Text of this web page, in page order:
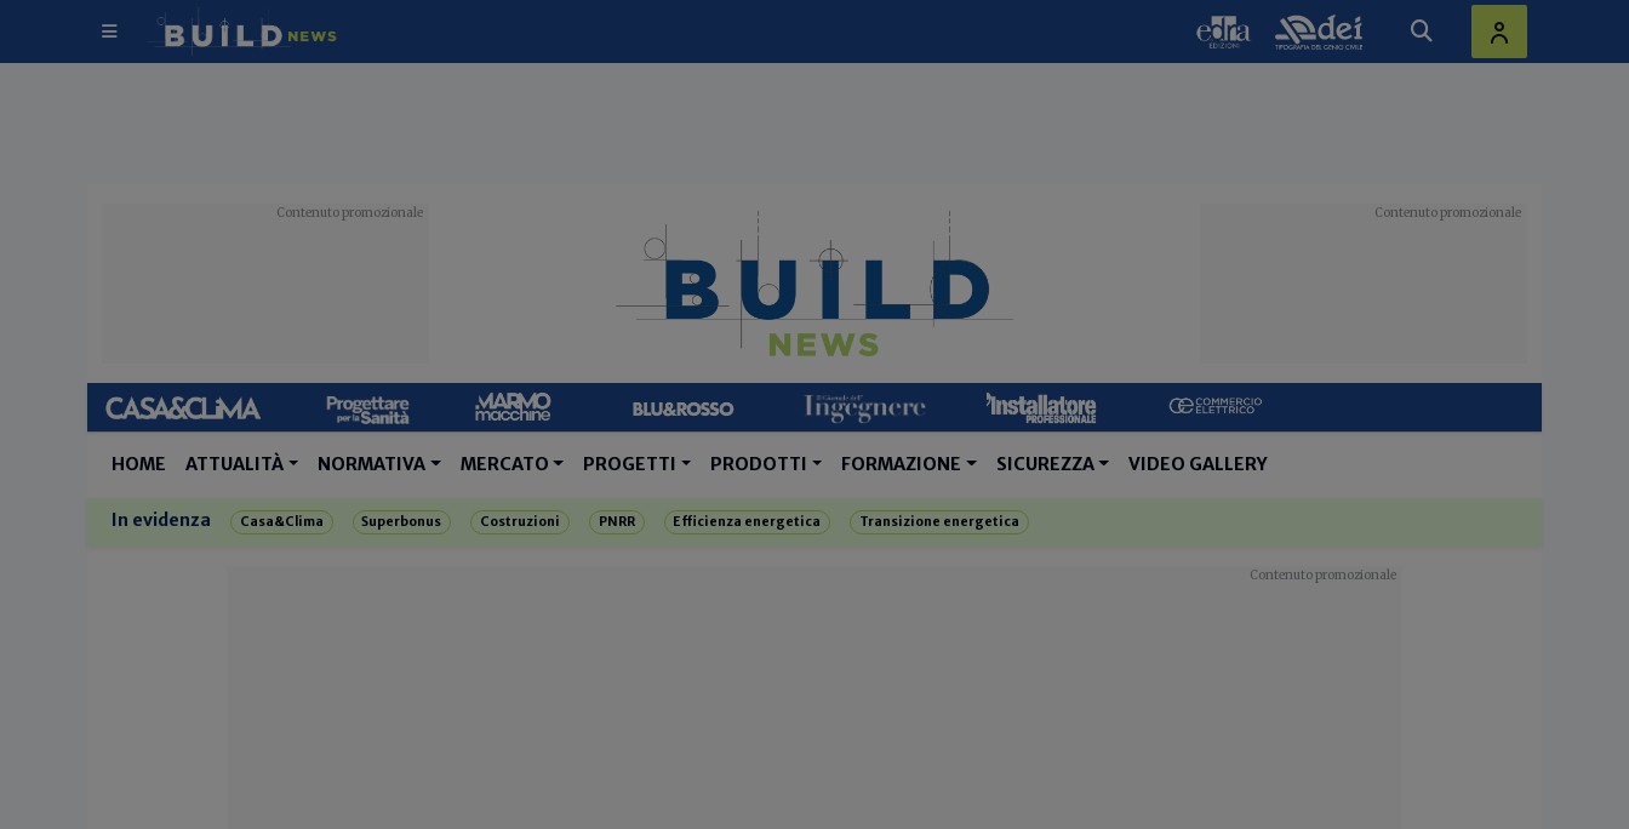
HOME ATTUALITÀ NORMATIVA MERCATO PROGETTI PRODOTTI FORMAZIONE SICUREZZA VIDEO GALLERY
In evidenza Casa&Clima Superbonus Costruzioni PNRR Efficienza energetica Transizione energetica